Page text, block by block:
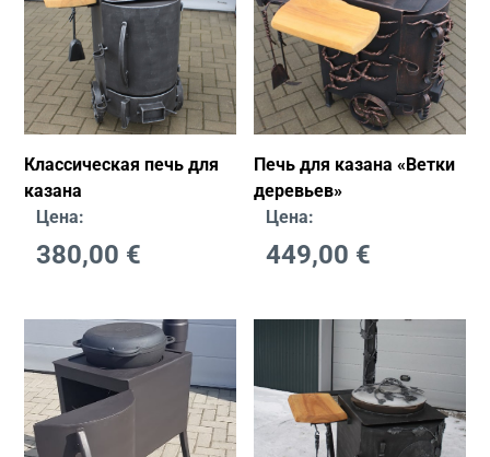
Классическая печь для
казана
Цена:
380,00 €
Печь для казана «Ветки
деревьев»
Цена:
449,00 €